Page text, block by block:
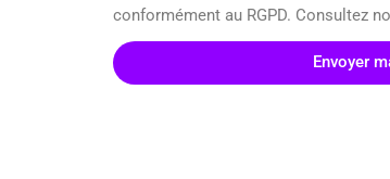
conformément au RGPD. Consultez
Envoyer